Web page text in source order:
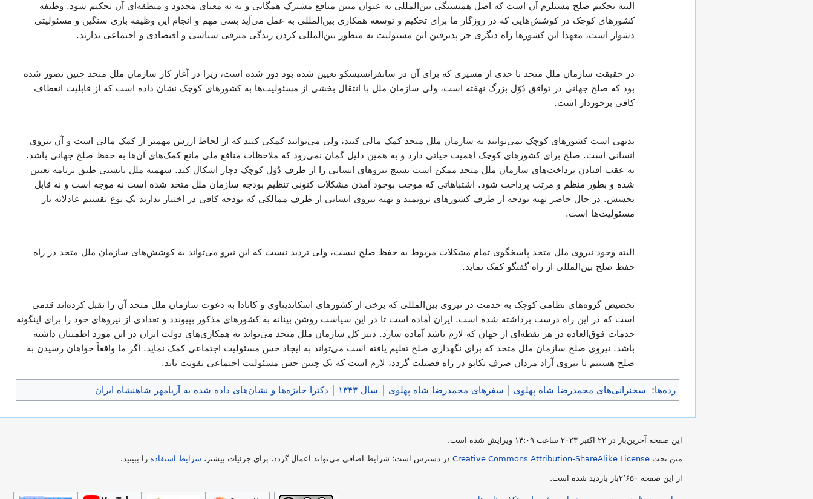
البته تحکیم صلح مستلزم آن است که اصل همبستگی بین‌المللی به عنوان مبین منافع مشترک همگانی و نه به معنای محدود و منطقه‌ای آن تحکیم شود. وظیفه
کشورهای کوچک در کوشش‌هایی که در روزگار ما برای تحکیم و توسعه همکاری بین‌المللی به عمل می‌آید بسی مهم و انجام این وظیفه باری سنگین و مسئولیتی
دشوار است، معهذا این کشورها راه دیگری جز پذیرفتن این مسئولیت به منظور بین‌المللی کردن زندگی مترقی سیاسی و اقتصادی و اجتماعی ندارند.
در حقیقت سازمان ملل متحد تا حدی از مسیری که برای آن در سانفرانسیسکو تعیین شده بود دور شده است، زیرا در آغاز کار سازمان ملل متحد چنین تصور شده
بود که صلح جهانی در توافق دُوَل بزرگ نهفته است، ولی سازمان ملل با انتقال بخشی از مسئولیت‌ها به کشورهای کوچک نشان داده است که از قابلیت انعطاف
کافی برخوردار است.
بدیهی است کشورهای کوچک نمی‌توانند به سازمان ملل متحد کمک مالی کنند، ولی می‌توانند کمکی کنند که از لحاظ ارزش مهمتر از کمک مالی است و آن نیروی
انسانی است. صلح برای کشورهای کوچک اهمیت حیاتی دارد و به همین دلیل گمان نمی‌رود که ملاحظات منافع ملی مانع کمک‌های آن‌ها به حفظ صلح جهانی باشد.
به عقب افتادن پرداخت‌های سازمان ملل متحد ممکن است بسیج نیروهای انسانی را از طرف دُوَل کوچک دچار اشکال کند. سهمیه ملل بایستی طبق برنامه تعیین
شده و بطور منظم و مرتب پرداخت شود. اشتباهاتی که موجب بوجود آمدن مشکلات کنونی تنظیم بودجه سازمان ملل متحد شده است نه موجه است و نه قابل
بخشش. در حال حاضر تهیه بودجه از طرف کشورهای ثروتمند و تهیه نیروی انسانی از طرف ممالکی که بودجه کافی در اختیار ندارند یک نوع تقسیم عادلانه بار
مسئولیت‌ها است.
البته وجود نیروی ملل متحد پاسخگوی تمام مشکلات مربوط به حفظ صلح نیست، ولی تردید نیست که این نیرو می‌تواند به کوشش‌های سازمان ملل متحد در راه
حفظ صلح بین‌المللی از راه گفتگو کمک نماید.
تخصیص گروه‌های نظامی کوچک به خدمت در نیروی بین‌المللی که برخی از کشورهای اسکاندیناوی و کانادا به دعوت سازمان ملل متحد آن را تقبل کرده‌اند قدمی
است که در این راه درست برداشته شده است. ایران آماده است تا در این سیاست روشن بینانه به کشورهای مذکور بپیوندد و تعدادی از نیروهای خود را برای اینگونه
خدمات فوق‌العاده در هر نقطه‌ای از جهان که لازم باشد آماده سازد. دبیر کل سازمان ملل متحد می‌تواند به همکاری‌های دولت ایران در این مورد اطمینان داشته
باشد. نیروی صلح سازمان ملل متحد که برای نگهداری صلح تعلیم یافته است می‌تواند به ایجاد حس مسئولیت اجتماعی کمک نماید. اگر ما واقعاً خواهان رسیدن به
صلح هستیم تا نیروی آزاد مردان صرف تکاپو در راه فضیلت گردد، لازم است که یک چنین حس مسئولیت اجتماعی تقویت یابد.
رده‌ها: سخنرانی‌های محمدرضا شاه پهلوی سفرهای محمدرضا شاه پهلوی سال ۱۳۴۳ دکترا جایزه‌ها و نشان‌های داده شده به آریامهر شاهنشاه ایران
این صفحه آخرین‌بار در ‏۲۲ اکتبر ۲۰۲۳ ساعت ‏۱۴:۰۹ ویرایش شده است.
متن تحت Creative Commons Attribution-ShareAlike Licenseدر دسترس است؛ شرایط اضافی می‌تواند اعمال گردد. برای جزئیات بیشتر، شرایط استفاده را ببینید.
از این صفحه ۲٬۶۵۰بار بازدید شده است.